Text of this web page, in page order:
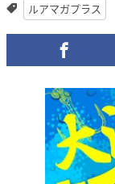
ルアマガプラス